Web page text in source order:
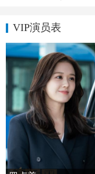
VIP演员表